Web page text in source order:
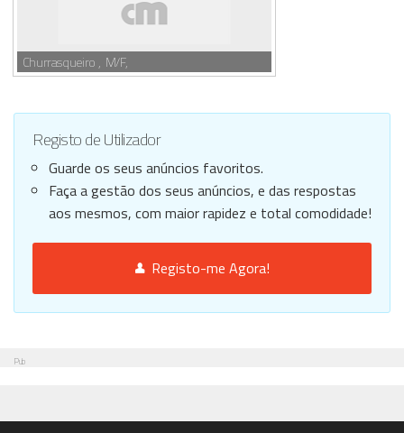
Churrasqueiro , M/F,
Registo de Utilizador
Guarde os seus anúncios favoritos.
Faça a gestão dos seus anúncios, e das respostas
aos mesmos, com maior rapidez e total comodidade!
Registo-me Agora!
Pub